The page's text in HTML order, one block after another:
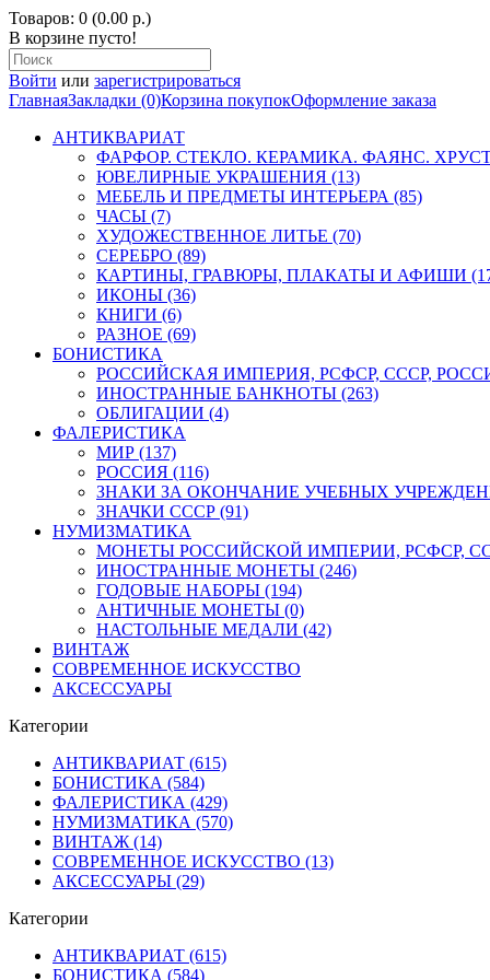
Товаров: 0 (0.00 р.)
В корзине пусто!
Войти или зарегистрироваться
ГлавнаяЗакладки (0)Корзина покупокОформление заказа
АНТИКВАРИАТ
ФАРФОР. СТЕКЛО. КЕРАМИКА. ФАЯНС.
ЮВЕЛИРНЫЕ УКРАШЕНИЯ (13)
МЕБЕЛЬ И ПРЕДМЕТЫ ИНТЕРЬЕРА (85)
ЧАСЫ (7)
ХУДОЖЕСТВЕННОЕ ЛИТЬЕ (70)
СЕРЕБРО (89)
КАРТИНЫ, ГРАВЮРЫ, ПЛАКАТЫ И АФИШИ
ИКОНЫ (36)
КНИГИ (6)
РАЗНОЕ (69)
БОНИСТИКА
РОССИЙСКАЯ ИМПЕРИЯ, РСФСР, СССР,
ИНОСТРАННЫЕ БАНКНОТЫ (263)
ОБЛИГАЦИИ (4)
ФАЛЕРИСТИКА
МИР (137)
РОССИЯ (116)
ЗНАКИ ЗА ОКОНЧАНИЕ УЧЕБНЫХ
ЗНАЧКИ СССР (91)
НУМИЗМАТИКА
МОНЕТЫ РОССИЙСКОЙ ИМПЕРИИ, РСФСР,
ИНОСТРАННЫЕ МОНЕТЫ (246)
ГОДОВЫЕ НАБОРЫ (194)
АНТИЧНЫЕ МОНЕТЫ (0)
НАСТОЛЬНЫЕ МЕДАЛИ (42)
ВИНТАЖ
СОВРЕМЕННОЕ ИСКУССТВО
АКСЕССУАРЫ
Категории
АНТИКВАРИАТ (615)
БОНИСТИКА (584)
ФАЛЕРИСТИКА (429)
НУМИЗМАТИКА (570)
ВИНТАЖ (14)
СОВРЕМЕННОЕ ИСКУССТВО (13)
АКСЕССУАРЫ (29)
Категории
АНТИКВАРИАТ (615)
БОНИСТИКА (584)